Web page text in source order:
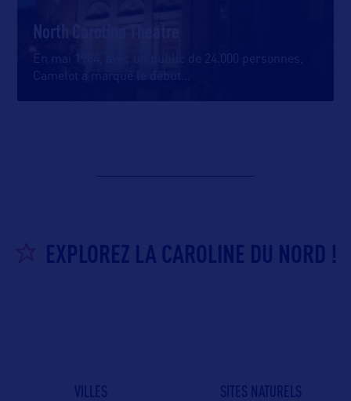
North Carolina Theatre
En mai 1984, avec un public de 24.000 personnes,
Camelot a marqué le début
EXPLOREZ LA CAROLINE DU NORD !
VILLES SITES NATURELS